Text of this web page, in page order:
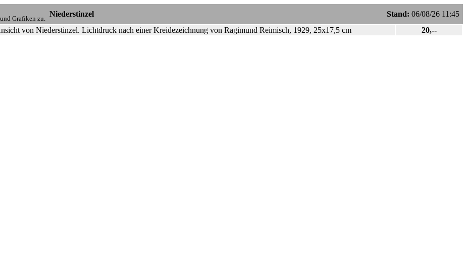
Grafiken zu.
Niederstinzel Stand: 06/08/26 11:45
von Niederstinzel. Lichtdruck nach einer Kreidezeichnung von Ragimund Reimisch, 1929, 25x17,5 cm 20,--